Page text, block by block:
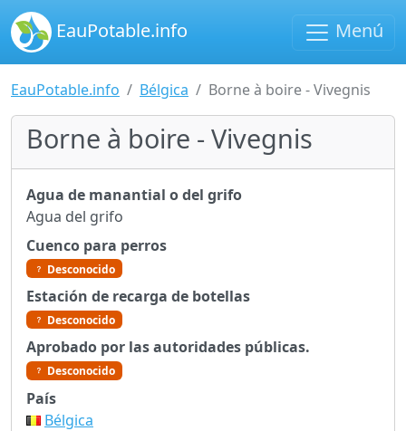
EauPotable.info Menú
EauPotable.info Bélgica Borne à boire - Vivegnis
Borne à boire - Vivegnis
Agua de manantial o del grifo
Agua del grifo
Cuenco para perros
Desconocido
Estación de recarga de botellas
Desconocido
Aprobado por las autoridades públicas.
Desconocido
País
Bélgica